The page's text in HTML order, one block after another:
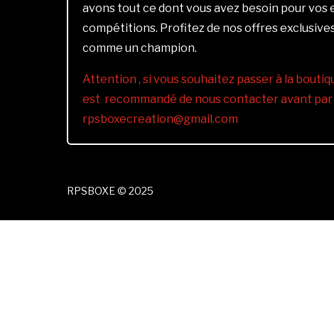
avons tout ce dont vous avez besoin pour
compétitions. Profitez de nos offres
comme un champion.
Attention , si vous souhaitez passer à la
est recommandé de nous contacter avant par
rpsboxecreation@gmail.com
RPSBOXE © 2025